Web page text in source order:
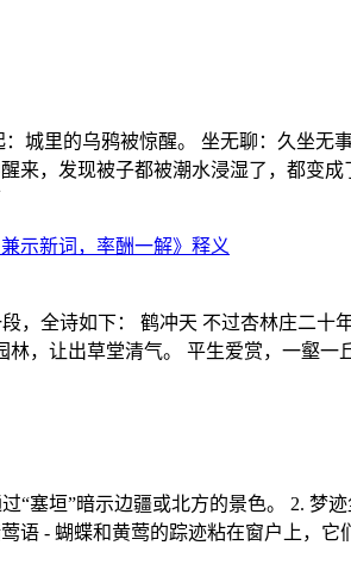
城里的乌鸦被惊醒。 坐无聊：久坐
来，发现被子都被潮水浸湿了，都变
示新词，率酬一解》释义
，全诗如下： 鹤冲天 不过杏林庄二
，让出草堂清气。 平生爱赏，一壑
“塞垣”暗示边疆或北方的景色。 2.
语 - 蝴蝶和黄莺的踪迹粘在窗户上，